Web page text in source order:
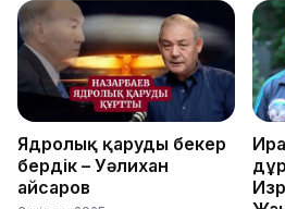
Ядролық қаруды бекер
бердік – Уәлихан
Қайсаров